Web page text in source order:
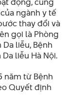
ngành y tế
thay đổi và
gọi là Phòng
Da liễu, Bệnh
liễu Hà Nội.
năm từ Bệnh
Quyết định